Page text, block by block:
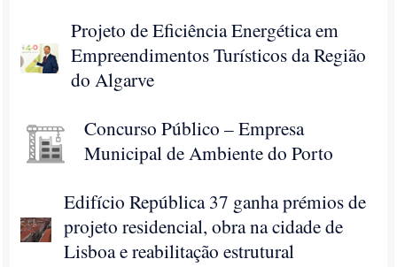
Projeto de Eficiência Energética em
Empreendimentos Turísticos da Região
do Algarve
Concurso Público – Empresa
Municipal de Ambiente do Porto
Edifí­cio República 37 ganha prémios de
projeto residencial, obra na cidade de
Lisboa e reabilitação estrutural